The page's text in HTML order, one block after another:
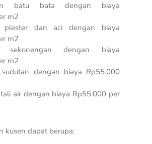
batu bata dengan biaya
m2
plester dan aci dengan biaya
m2
sekonengan dengan biaya
m2
sudutan dengan biaya Rp55.000
air dengan biaya Rp55.000 per
kusen dapat berupa: